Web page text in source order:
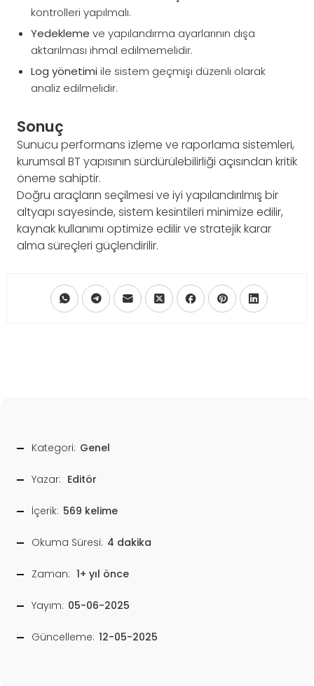
kontrolleri yapılmalı.
Yedekleme ve yapılandırma ayarlarının dışa
aktarılması ihmal edilmemelidir.
Log yönetimi ile sistem geçmişi düzenli olarak
analiz edilmelidir.
Sonuç
Sunucu performans izleme ve raporlama sistemleri,
kurumsal BT yapısının sürdürülebilirliği açısından kritik
öneme sahiptir.
Doğru araçların seçilmesi ve iyi yapılandırılmış bir
altyapı sayesinde, sistem kesintileri minimize edilir,
kaynak kullanımı optimize edilir ve stratejik karar
alma süreçleri güçlendirilir.
Kategori: Genel
Yazar: Editör
İçerik: 569 kelime
Okuma Süresi: 4 dakika
Zaman: 1+ yıl önce
Yayım: 05-06-2025
Güncelleme: 12-05-2025